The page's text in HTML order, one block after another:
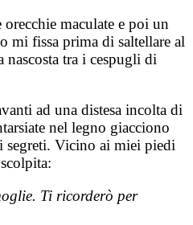
maculate e poi un
mi fissa prima di saltellare al
tra i cespugli di
ad una distesa incolta di
nel legno giacciono
segreti. Vicino ai miei piedi
Ti ricorderò per